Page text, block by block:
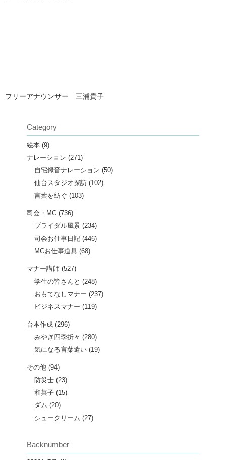
フリーアナウンサー 三浦貴子
Category
絵本(9)
ナレーション (271)
自宅録音ナレーション (50)
仙台スタジオ探訪(102)
言葉を紡ぐ (103)
司会・MC(736)
ブライダル風景(234)
司会お仕事日記(446)
MCお仕事道具(68)
マナー講師(527)
学生の皆さんと (248)
おもてなしマナー (237)
ビジネスマナー (119)
台本作成(296)
みやぎ四季折々 (280)
気になる言葉遣い(19)
その他(94)
防災士(23)
和菓子(15)
ダム (20)
シュークリーム (27)
Backnumber